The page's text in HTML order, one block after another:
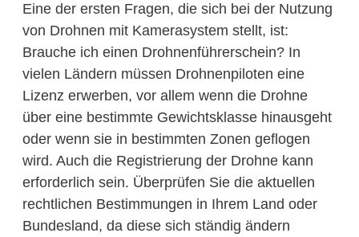
Eine der ersten Fragen, die sich bei der Nutzung
von Drohnen mit Kamerasystem stellt, ist:
Brauche ich einen Drohnenführerschein? In
vielen Ländern müssen Drohnenpiloten eine
Lizenz erwerben, vor allem wenn die Drohne
über eine bestimmte Gewichtsklasse hinausgeht
oder wenn sie in bestimmten Zonen geflogen
wird. Auch die Registrierung der Drohne kann
erforderlich sein. Überprüfen Sie die aktuellen
rechtlichen Bestimmungen in Ihrem Land oder
Bundesland, da diese sich ständig ändern